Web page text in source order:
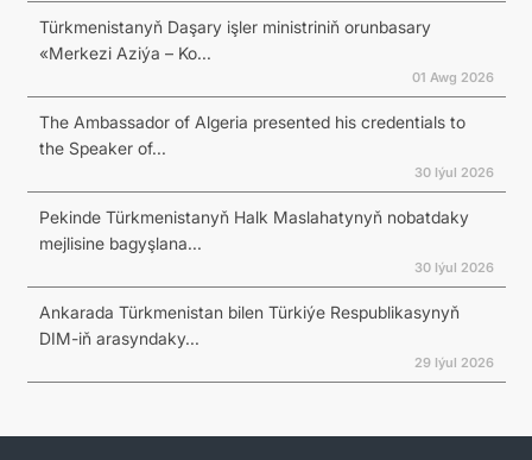
Türkmenistanyň Daşary işler ministriniň orunbasary
«Merkezi Aziýa – Ko...
01 Awg 2026
The Ambassador of Algeria presented his credentials to
the Speaker of...
30 Iýul 2026
Pekinde Türkmenistanyň Halk Maslahatynyň nobatdaky
mejlisine bagyşlana...
30 Iýul 2026
Ankarada Türkmenistan bilen Türkiýe Respublikasynyň
DIM-iň arasyndaky...
29 Iýul 2026